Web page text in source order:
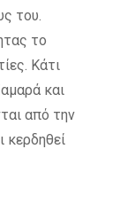
του.
το
Κάτι
και
από την
κερδηθεί